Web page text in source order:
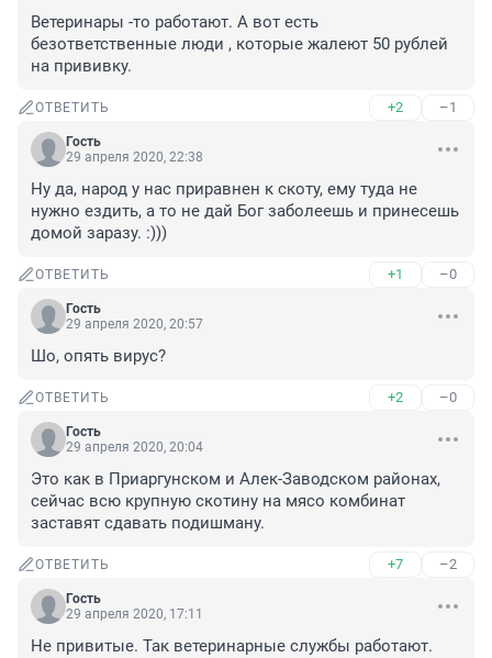
Ветеринары -то работают. А вот есть
безответственные люди , которые жалеют 50 рублей
на прививку.
ОТВЕТИТЬ +2 –1
Гость
29 апреля 2020, 22:38
Ну да, народ у нас приравнен к скоту, ему туда не
нужно ездить, а то не дай Бог заболеешь и принесешь
домой заразу. :)))
ОТВЕТИТЬ +1 –0
Гость
29 апреля 2020, 20:57
Шо, опять вирус?
ОТВЕТИТЬ +2 –0
Гость
29 апреля 2020, 20:04
Это как в Приаргунском и Алек-Заводском районах,
сейчас всю крупную скотину на мясо комбинат
заставят сдавать подишману.
ОТВЕТИТЬ +7 –2
Гость
29 апреля 2020, 17:11
Не привитые. Так ветеринарные службы работают.